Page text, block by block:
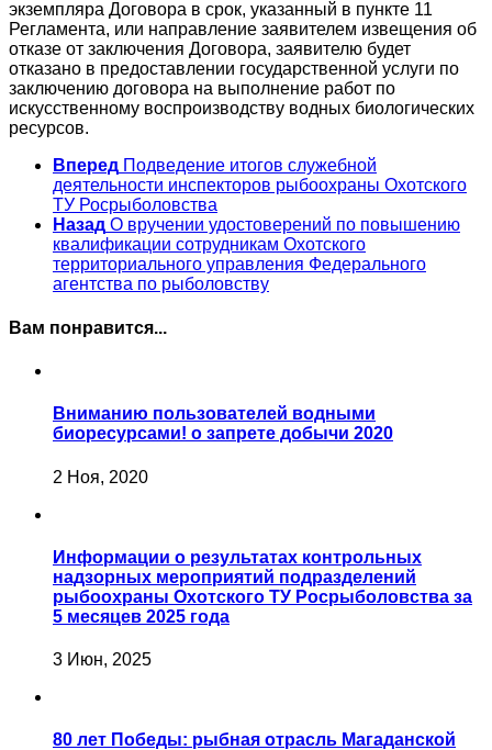
экземпляра Договора в срок, указанный в пункте 11
Регламента, или направление заявителем извещения об
отказе от заключения Договора, заявителю будет
отказано в предоставлении государственной услуги по
заключению договора на выполнение работ по
искусственному воспроизводству водных биологических
ресурсов.
Вперед Подведение итогов служебной
деятельности инспекторов рыбоохраны Охотского
ТУ Росрыболовства
Назад О вручении удостоверений по повышению
квалификации сотрудникам Охотского
территориального управления Федерального
агентства по рыболовству
Вам понравится...
Вниманию пользователей водными
биоресурсами! о запрете добычи 2020
2 Ноя, 2020
Информации о результатах контрольных
надзорных мероприятий подразделений
рыбоохраны Охотского ТУ Росрыболовства за
5 месяцев 2025 года
3 Июн, 2025
80 лет Победы: рыбная отрасль Магаданской